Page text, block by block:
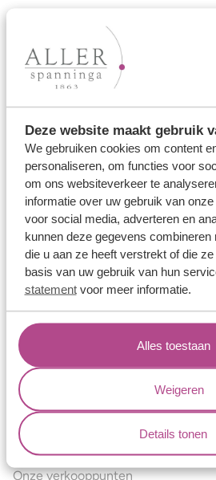
Deze website maakt gebruik
We gebruiken cookies om content
personaliseren, om functies voor
om ons websiteverkeer te
informatie over uw gebruik van
voor social media, adverteren en
kunnen deze gegevens combineren
die u aan ze heeft verstrekt of die
basis van uw gebruik van hun
statementvoor meer informatie.
Alles toestaan
Weigeren
Details tonen
Ons aanbod
Trouwringen
Verlovingsringen
Vriendschapsringen
Over ons
Aller Spanninga
Historie
Certificaten
Blogs
Jouw voordelen
Conflictvrije Materialen
Oneindig veel mogelijkheden
Kwaliteit
Juweliers & Contact
Onze verkooppunten